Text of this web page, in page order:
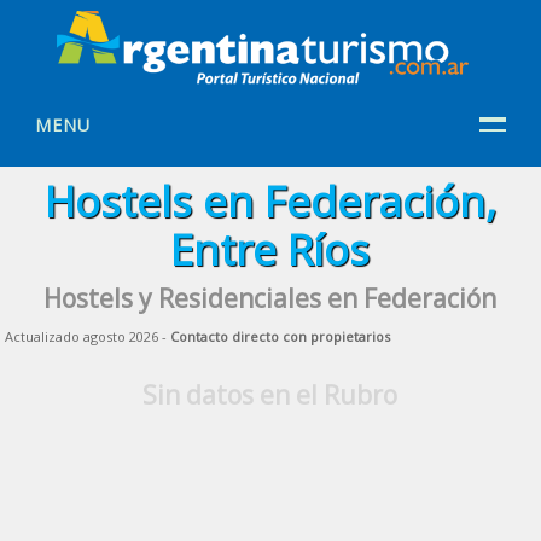
MENU
Hostels en Federación,
Entre Ríos
Hostels y Residenciales en Federación
Actualizado agosto 2026 - Contacto directo con propietarios
Sin datos en el Rubro